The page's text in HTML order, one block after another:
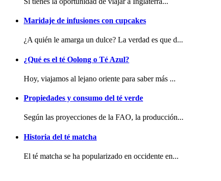
Maridaje de infusiones con cupcakes
¿A quién le amarga un dulce? La verdad es que d...
¿Qué es el té Oolong o Té Azul?
Hoy, viajamos al lejano oriente para saber más ...
Propiedades y consumo del té verde
Según las proyecciones de la FAO, la producción...
Historia del té matcha
El té matcha se ha popularizado en occidente en...